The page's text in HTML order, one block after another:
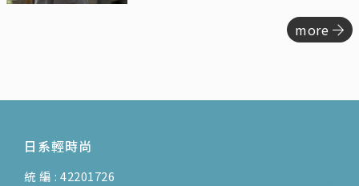
今天來跟你們聊聊「登機隨身包」這個
神奇的小夥伴，讓你的飛行不再糾結，
more
日系輕時尚
統 編 : 42201726